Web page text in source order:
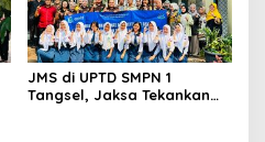
JMS di UPTD SMPN 1
Tangsel, Jaksa Tekankan